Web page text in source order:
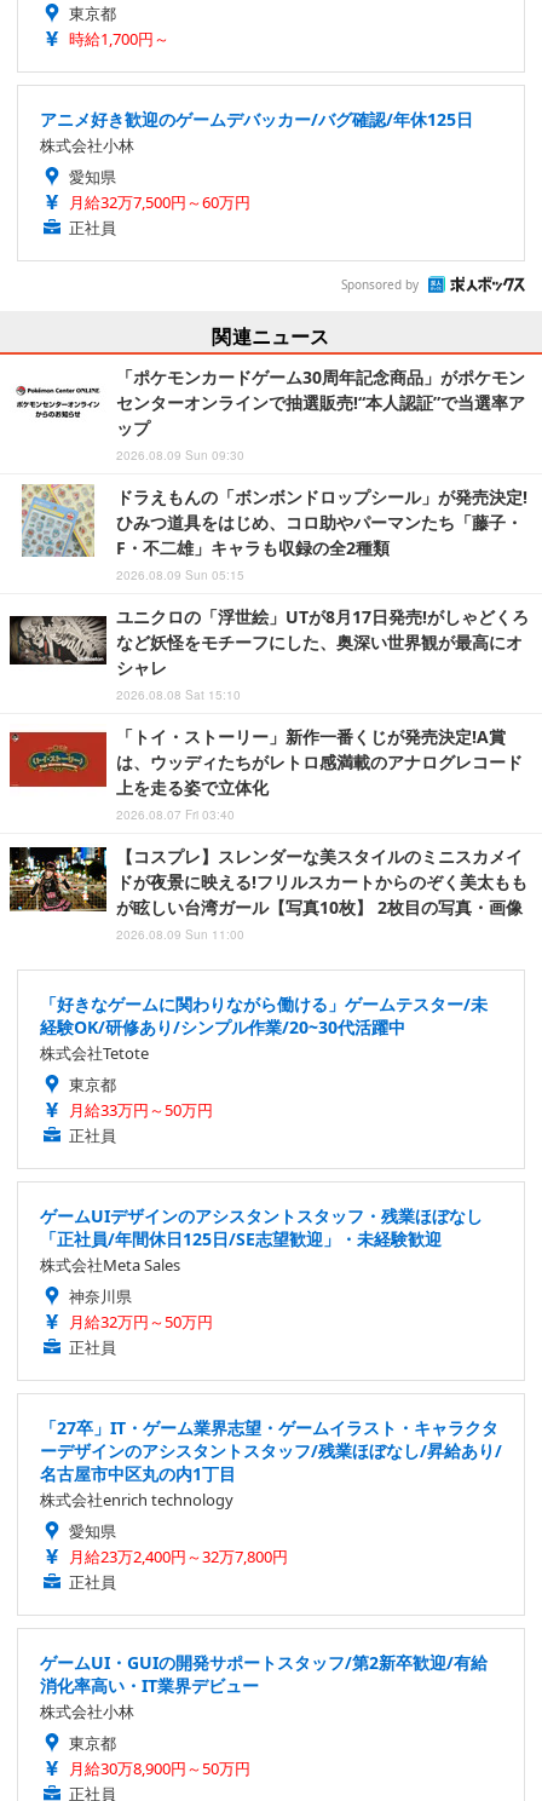
東京都
時給1,700円～
アニメ好き歓迎のゲームデバッカー/バグ確認/年休125日
株式会社小林
愛知県
月給32万7,500円～60万円
正社員
Sponsored by
関連ニュース
「ポケモンカードゲーム30周年記念商品」がポケモン
センターオンラインで抽選販売!“本人認証”で当選率ア
ップ
2026.08.09 Sun 09:30
ドラえもんの「ボンボンドロップシール」が発売決定!
ひみつ道具をはじめ、コロ助やパーマンたち「藤子・
F・不二雄」キャラも収録の全2種類
2026.08.09 Sun 05:15
ユニクロの「浮世絵」UTが8月17日発売!がしゃどくろ
など妖怪をモチーフにした、奥深い世界観が最高にオ
シャレ
2026.08.08 Sat 15:10
「トイ・ストーリー」新作一番くじが発売決定!A賞
は、ウッディたちがレトロ感満載のアナログレコード
上を走る姿で立体化
2026.08.07 Fri 03:40
【コスプレ】スレンダーな美スタイルのミニスカメイ
ドが夜景に映える!フリルスカートからのぞく美太もも
が眩しい台湾ガール【写真10枚】 2枚目の写真・画像
2026.08.09 Sun 11:00
「好きなゲームに関わりながら働ける」ゲームテスター/未
経験OK/研修あり/シンプル作業/20~30代活躍中
株式会社Tetote
東京都
月給33万円～50万円
正社員
ゲームUIデザインのアシスタントスタッフ・残業ほぼなし
「正社員/年間休日125日/SE志望歓迎」・未経験歓迎
株式会社Meta Sales
神奈川県
月給32万円～50万円
正社員
「27卒」IT・ゲーム業界志望・ゲームイラスト・キャラクタ
ーデザインのアシスタントスタッフ/残業ほぼなし/昇給あり/
名古屋市中区丸の内1丁目
株式会社enrich technology
愛知県
月給23万2,400円～32万7,800円
正社員
ゲームUI・GUIの開発サポートスタッフ/第2新卒歓迎/有給
消化率高い・IT業界デビュー
株式会社小林
東京都
月給30万8,900円～50万円
正社員